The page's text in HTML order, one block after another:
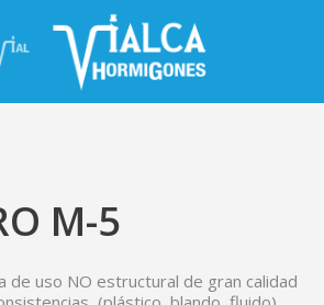
M-5
de uso NO estructural de gran calidad